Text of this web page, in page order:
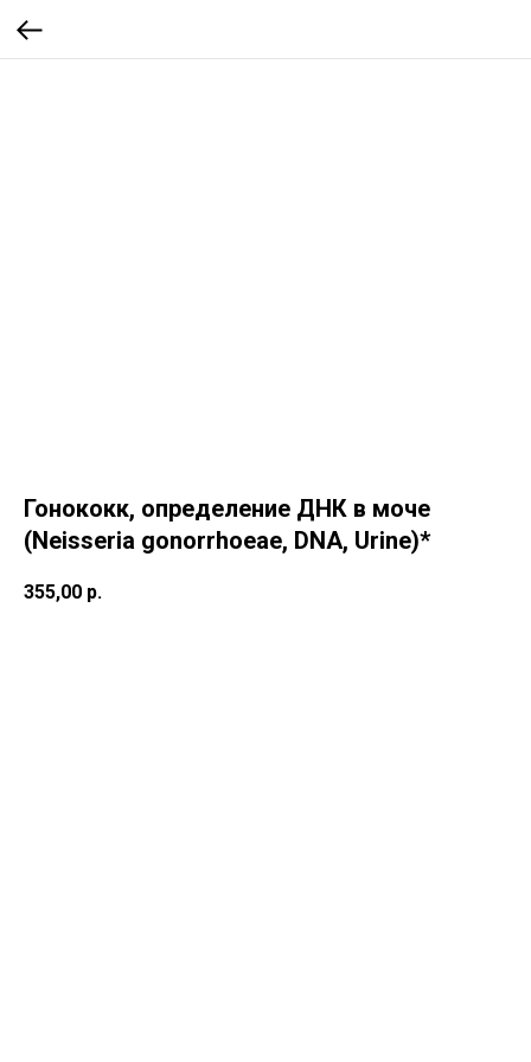
Гонококк, определение ДНК в моче
(Neisseria gonorrhoeae, DNA, Urine)*
355,00 р.